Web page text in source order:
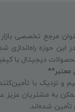
مرجع تخصصی
این حوزه
محصولات دیجیتال با
معتبر**
و نزدیک با
ممکن به مشتریان
شده‌اند.